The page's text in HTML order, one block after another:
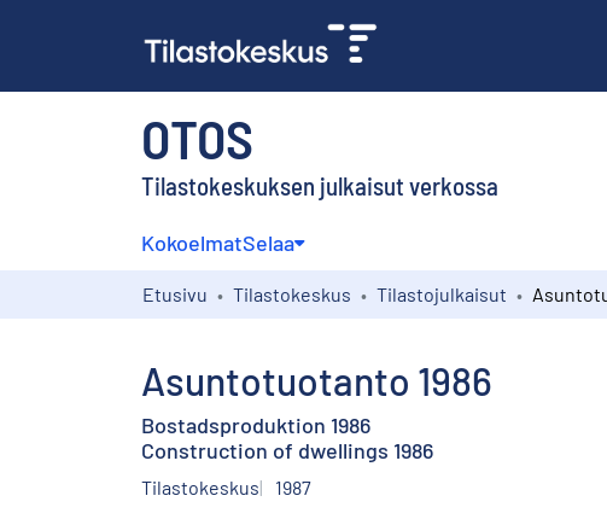
OTOS
Tilastokeskuksen julkaisut verkossa
KokoelmatSelaa
Etusivu Tilastokeskus Tilastojulkaisut
Asuntotuotanto 1986
Bostadsproduktion 1986
Construction of dwellings 1986
Tilastokeskus 1987